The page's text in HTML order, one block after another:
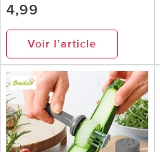
4,99
Voir l’article